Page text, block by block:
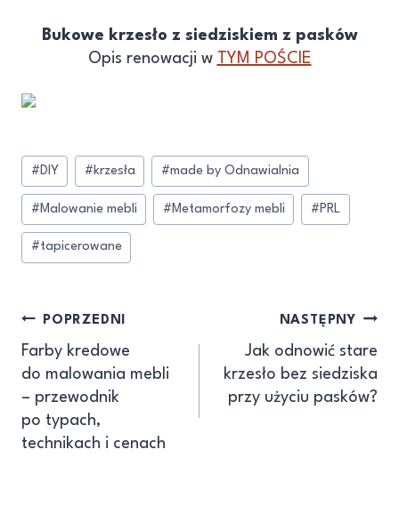
Bukowe krzesło z siedziskiem z pasków
Opis renowacji w
TYM POŚCIE
# DIY # krzesła #made by Odnawialnia
# Malowanie mebli # Metamorfozy mebli # PRL
#tapicerowane
POPRZEDNI
Farby kredowe
do malowania mebli
– przewodnik
po typach,
technikach i cenach
NASTĘPNY
Jak odnowić stare
krzesło bez siedziska
przy użyciu pasków?